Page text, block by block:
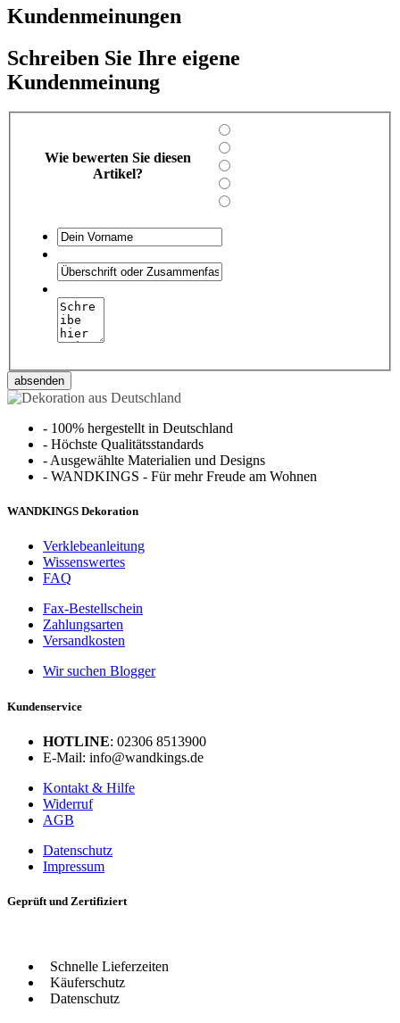
Kundenmeinungen
Schreiben Sie Ihre eigene
Kundenmeinung
Wie bewerten Sie diesen
Artikel?
absenden
- 100% hergestellt in Deutschland
- Höchste Qualitätsstandards
- Ausgewählte Materialien und Designs
- WANDKINGS - Für mehr Freude am Wohnen
WANDKINGS Dekoration
Verklebeanleitung
Wissenswertes
FAQ
Fax-Bestellschein
Zahlungsarten
Versandkosten
Wir suchen Blogger
Kundenservice
HOTLINE: 02306 8513900
E-Mail: info@wandkings.de
Kontakt & Hilfe
Widerruf
AGB
Datenschutz
Impressum
Geprüft und Zertifiziert
Schnelle Lieferzeiten
Käuferschutz
Datenschutz